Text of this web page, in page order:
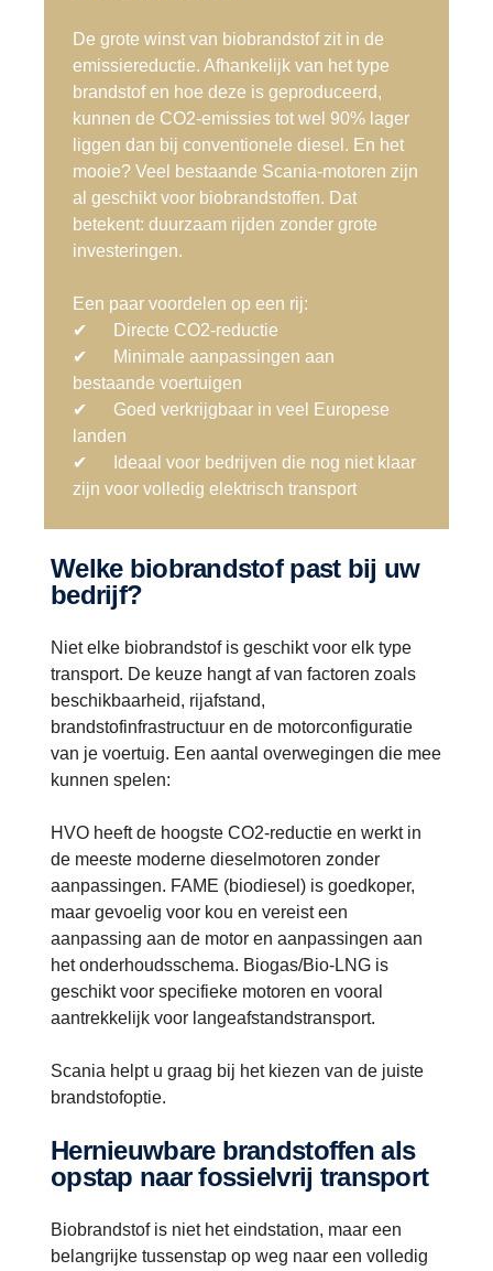
De grote winst van biobrandstof zit in de
emissiereductie. Afhankelijk van het type
brandstof en hoe deze is geproduceerd,
kunnen de CO2-emissies tot wel 90% lager
liggen dan bij conventionele diesel. En het
mooie? Veel bestaande Scania-motoren zijn
al geschikt voor biobrandstoffen. Dat
betekent: duurzaam rijden zonder grote
investeringen.
Een paar voordelen op een rij:
✔ Directe CO2-reductie
✔ Minimale aanpassingen aan
bestaande voertuigen
✔ Goed verkrijgbaar in veel Europese
landen
✔ Ideaal voor bedrijven die nog niet klaar
zijn voor volledig elektrisch transport
Welke biobrandstof past bij uw
bedrijf?
Niet elke biobrandstof is geschikt voor elk type
transport. De keuze hangt af van factoren zoals
beschikbaarheid, rijafstand,
brandstofinfrastructuur en de motorconfiguratie
van je voertuig. Een aantal overwegingen die mee
kunnen spelen:
HVO heeft de hoogste CO2-reductie en werkt in
de meeste moderne dieselmotoren zonder
aanpassingen. FAME (biodiesel) is goedkoper,
maar gevoelig voor kou en vereist een
aanpassing aan de motor en aanpassingen aan
het onderhoudsschema. Biogas/Bio-LNG is
geschikt voor specifieke motoren en vooral
aantrekkelijk voor langeafstandstransport.
Scania helpt u graag bij het kiezen van de juiste
brandstofoptie.
Hernieuwbare brandstoffen als
opstap naar fossielvrij transport
Biobrandstof is niet het eindstation, maar een
belangrijke tussenstap op weg naar een volledig